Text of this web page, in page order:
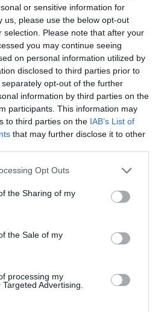
or sensitive information for
us, please use the below opt-out
selection. Please note that after your
you may continue seeing
on personal information utilized by
disclosed to third parties prior to
opt-out of the further
information by third parties on the
participants. This information may
to third parties on the IAB’s List of
that may further disclose it to other
app uses one or more Google
usage behaviour. You may click to
Google and its third-party tags to
specified purposes in below Google
Opt Outs
the Sharing of my
the Sale of my
processing my
Advertising.
Te vagy a tulajdonos?